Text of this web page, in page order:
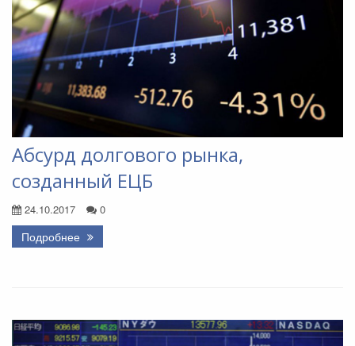
Абсурд долгового рынка,
созданный ЕЦБ
24.10.2017 0
Подробнее